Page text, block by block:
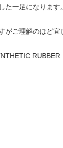
た一足になりま
ご理解のほど宜
RUBBER